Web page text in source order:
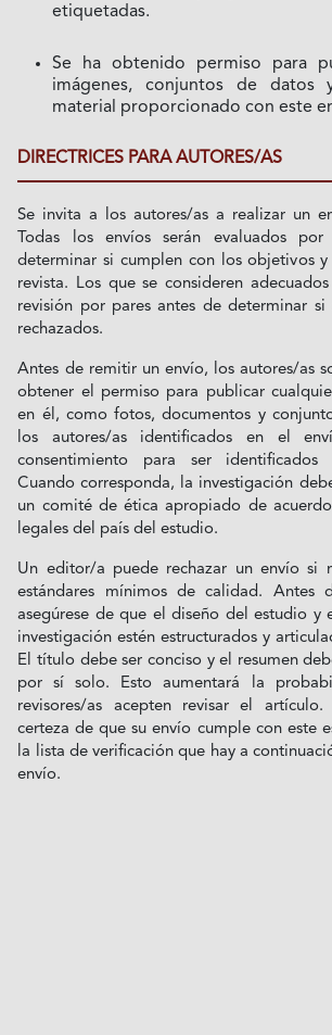
etiquetadas.
Se ha obtenido permiso para
imágenes, conjuntos de datos
material proporcionado con este
DIRECTRICES PARA AUTORES/AS
Se invita a los autores/as a realizar un
Todas los envíos serán evaluados
determinar si cumplen con los objetivos
revista. Los que se consideren
revisión por pares antes de determinar si
rechazados.
Antes de remitir un envío, los autores/as
obtener el permiso para publicar
en él, como fotos, documentos y
los autores/as identificados en el
consentimiento para ser identificados
Cuando corresponda, la investigación
un comité de ética apropiado de
legales del país del estudio.
Un editor/a puede rechazar un envío si
estándares mínimos de calidad. Antes
asegúrese de que el diseño del estudio y
investigación estén estructurados y
El título debe ser conciso y el resumen
por sí solo. Esto aumentará la
revisores/as acepten revisar el
certeza de que su envío cumple con este
la lista de verificación que hay a
envío.